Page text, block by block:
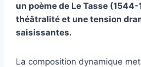
un poème de Le Tasse
théâtralité et une tension
saisissantes.
La composition dynamique